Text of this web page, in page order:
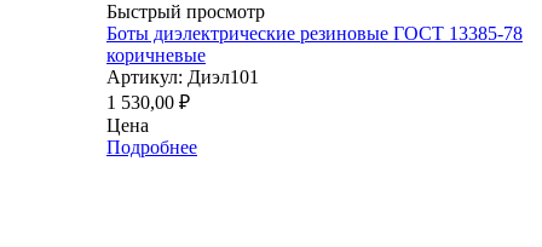
Быстрый просмотр
Боты диэлектрические резиновые ГОСТ 13385-78
коричневые
Артикул: Диэл101
1 530,00 ₽
Цена
Подробнее